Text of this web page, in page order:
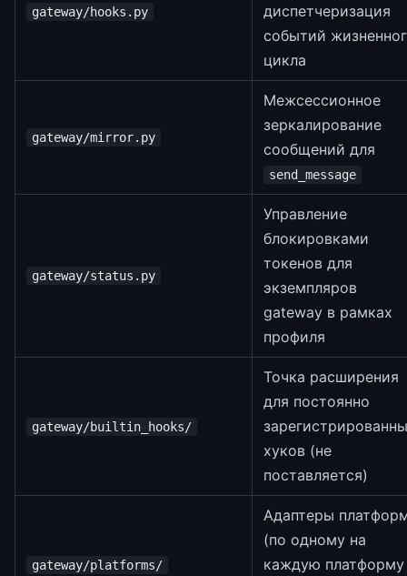
gateway/hooks.py
диспетчеризация
событий
цикла
gateway/mirror.py
Межсессионное
зеркалирование
сообщений для
send_message
gateway/status.py
Управление
блокировками
токенов для
экземпляров
gateway в рамках
профиля
gateway/builtin_hooks/
Точка расширения
для постоянно
хуков (не
поставляется)
gateway/platforms/
Адаптеры
(по одному на
каждую платформу